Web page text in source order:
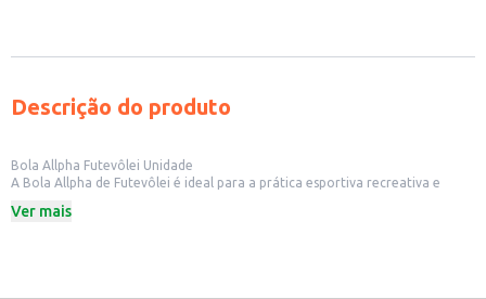
Descrição do produto
Bola Allpha Futevôlei Unidade
A Bola Allpha de Futevôlei é ideal para a prática esportiva recreativa e
para uso em diversas situações.
Ver mais